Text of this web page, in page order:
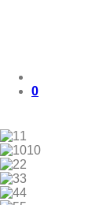
0
1
10
2
3
4